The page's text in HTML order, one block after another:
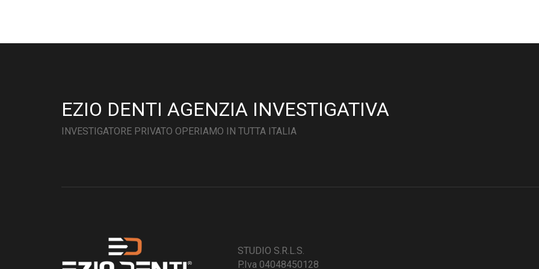
EZIO DENTI AGENZIA INVESTIGATIVA
INVESTIGATORE PRIVATO OPERIAMO IN TUTTA ITALIA
STUDIO S.R.L.S.
P.Iva 04048450128